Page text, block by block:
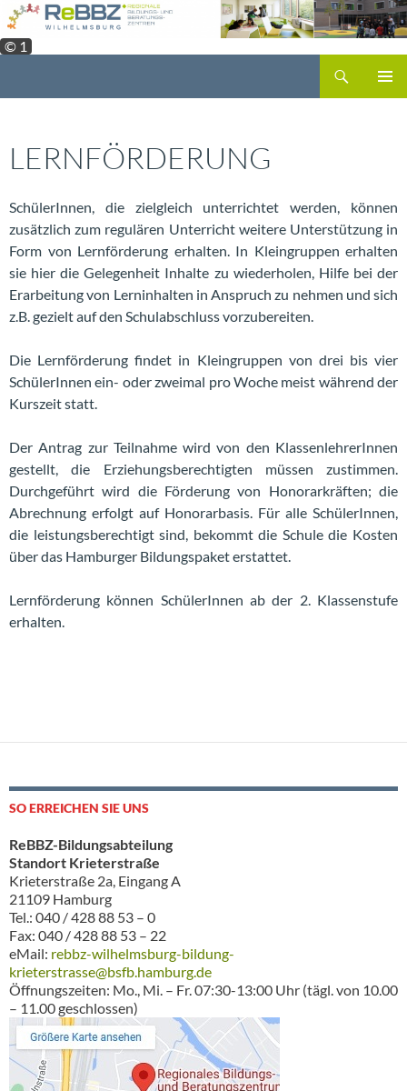
Zum
Inhalt
springen
© 1
LERNFÖRDERUNG
SchülerInnen, die zielgleich unterrichtet werden, können
zusätzlich zum regulären Unterricht weitere Unterstützung in
Form von Lernförderung erhalten. In Kleingruppen erhalten
sie hier die Gelegenheit Inhalte zu wiederholen, Hilfe bei der
Erarbeitung von Lerninhalten in Anspruch zu nehmen und sich
z.B. gezielt auf den Schulabschluss vorzubereiten.
Die Lernförderung findet in Kleingruppen von drei bis vier
SchülerInnen ein- oder zweimal pro Woche meist während der
Kurszeit statt.
Der Antrag zur Teilnahme wird von den KlassenlehrerInnen
gestellt, die Erziehungs­be­rechtigten müssen zustimmen.
Durchgeführt wird die Förderung von Honorarkräften; die
Abrechnung erfolgt auf Honorarbasis. Für alle SchülerInnen,
die leistungsberechtigt sind, bekommt die Schule die Kosten
über das Hamburger Bildungspaket erstattet.
Lernförderung können SchülerInnen ab der 2. Klassenstufe
erhalten.
SO ERREICHEN SIE UNS
ReBBZ-Bildungsabteilung
Standort Krieterstraße
Krieterstraße 2a, Eingang A
21109 Hamburg
Tel.: 040 / 428 88 53 – 0
Fax: 040 / 428 88 53 – 22
eMail: rebbz-wilhelmsburg-bildung-
krieterstrasse@bsfb.hamburg.de
Öffnungszeiten: Mo., Mi. – Fr. 07:30-13:00 Uhr (tägl. von 10.00
– 11.00 geschlossen)